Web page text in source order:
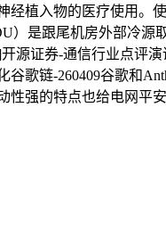
经植入物的医疗使用。
）是跟尾机房外部冷源
源证券-通信行业点评演
谷歌链-260409谷歌和
性强的特点也给电网平